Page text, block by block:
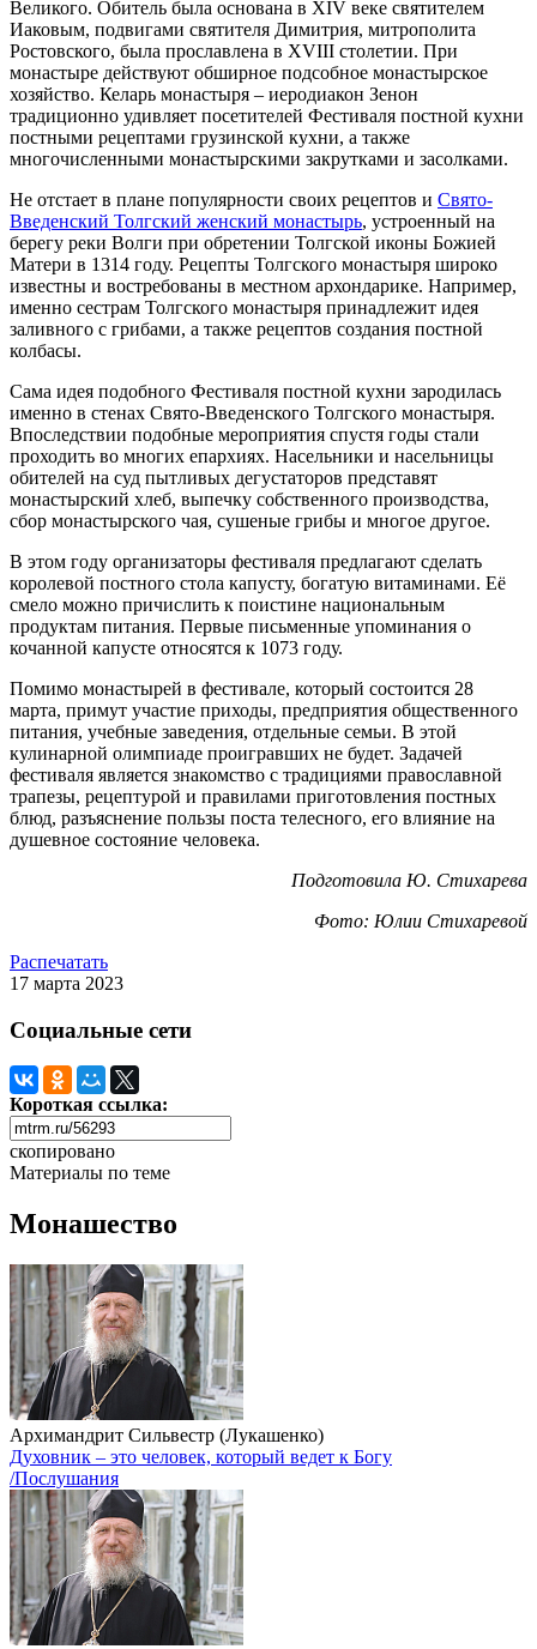
Великого. Обитель была основана в ХIV веке святителем
Иаковым, подвигами святителя Димитрия, митрополита
Ростовского, была прославлена в ХVIII столетии. При
монастыре действуют обширное подсобное монастырское
хозяйство. Келарь монастыря – иеродиакон Зенон
традиционно удивляет посетителей Фестиваля постной кухни
постными рецептами грузинской кухни, а также
многочисленными монастырскими закрутками и засолками.
Не отстает в плане популярности своих рецептов и Свято-
Введенский Толгский женский монастырь, устроенный на
берегу реки Волги при обретении Толгской иконы Божией
Матери в 1314 году. Рецепты Толгского монастыря широко
известны и востребованы в местном архондарике. Например,
именно сестрам Толгского монастыря принадлежит идея
заливного с грибами, а также рецептов создания постной
колбасы.
Сама идея подобного Фестиваля постной кухни зародилась
именно в стенах Свято-Введенского Толгского монастыря.
Впоследствии подобные мероприятия спустя годы стали
проходить во многих епархиях. Насельники и насельницы
обителей на суд пытливых дегустаторов представят
монастырский хлеб, выпечку собственного производства,
сбор монастырского чая, сушеные грибы и многое другое.
В этом году организаторы фестиваля предлагают сделать
королевой постного стола капусту, богатую витаминами. Её
смело можно причислить к поистине национальным
продуктам питания. Первые письменные упоминания о
кочанной капусте относятся к 1073 году.
Помимо монастырей в фестивале, который состоится 28
марта, примут участие приходы, предприятия общественного
питания, учебные заведения, отдельные семьи. В этой
кулинарной олимпиаде проигравших не будет. Задачей
фестиваля является знакомство с традициями православной
трапезы, рецептурой и правилами приготовления постных
блюд, разъяснение пользы поста телесного, его влияние на
душевное состояние человека.
Подготовила Ю. Стихарева
Фото: Юлии Стихаревой
Распечатать
17 марта 2023
Социальные сети
Короткая ссылка:
скопировано
Материалы по теме
Монашество
Архимандрит Сильвестр (Лукашенко)
Духовник – это человек, который ведет к Богу
/Послушания